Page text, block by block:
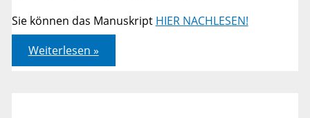
Sie können das Manuskript HIER NACHLESEN!
Johannes
03,14-
21
Weiterlesen »